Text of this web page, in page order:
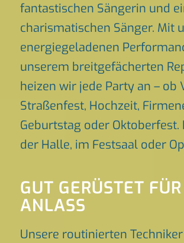
fantastischen Sängerin und
charismatischen Sänger. Mit
energiegeladenen
unserem breitgefächerten
heizen wir jede Party an – ob
Straßenfest, Hochzeit,
Geburtstag oder Oktoberfest.
der Halle, im Festsaal oder
GUT GERÜSTET
ANLASS
Unsere routinierten